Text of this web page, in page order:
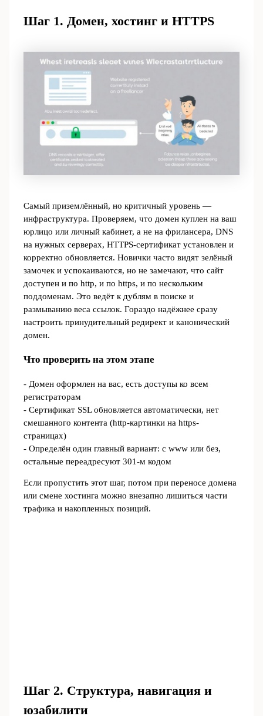
Шаг 1. Домен, хостинг и HTTPS
Самый приземлённый, но критичный уровень —
инфраструктура. Проверяем, что домен куплен на ваш
юрлицо или личный кабинет, а не на фрилансера, DNS
на нужных серверах, HTTPS-сертификат установлен и
корректно обновляется. Новички часто видят зелёный
замочек и успокаиваются, но не замечают, что сайт
доступен и по http, и по https, и по нескольким
поддоменам. Это ведёт к дублям в поиске и
размыванию веса ссылок. Гораздо надёжнее сразу
настроить принудительный редирект и канонический
домен.
Что проверить на этом этапе
- Домен оформлен на вас, есть доступы ко всем
регистраторам
- Сертификат SSL обновляется автоматически, нет
смешанного контента (http-картинки на https-
страницах)
- Определён один главный вариант: с www или без,
остальные переадресуют 301‑м кодом
Если пропустить этот шаг, потом при переносе домена
или смене хостинга можно внезапно лишиться части
трафика и накопленных позиций.
Шаг 2. Структура, навигация и
юзабилити